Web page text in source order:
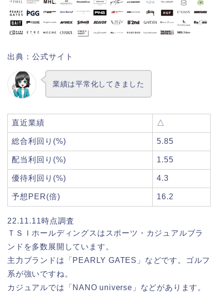
出典：公式サイト
業績は平常化してきました
直近業績 △
総合利回り(%) 5.85
配当利回り(%) 1.55
優待利回り(%) 4.3
予想PER(倍) 16.2
22.11.11時点調査
ＴＳＩホールディングスはスポーツ・カジュアルブラ
ンドを多数展開しています。
主力ブランドは「PEARLY GATES」などです。ゴルフ
系が強いですね。
カジュアルでは「NANO universe」などがあります。